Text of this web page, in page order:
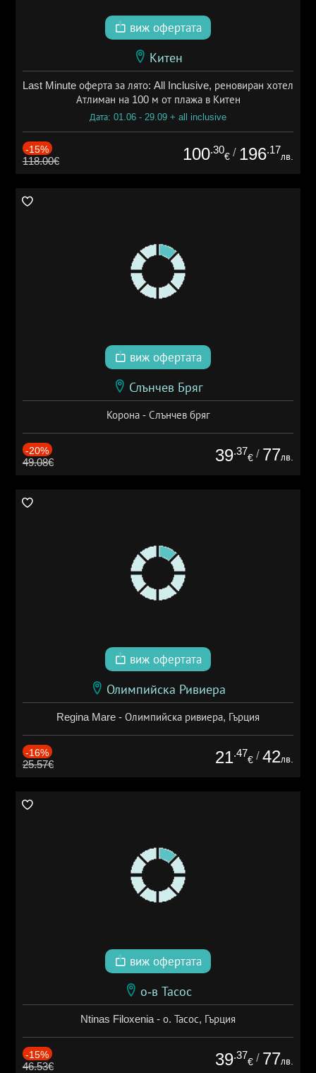
виж офертата
Китен
Last Minute оферта за лято: All Inclusive, реновиран хотел
Атлиман на 100 м от плажа в Китен
Дата: 01.06 - 29.09 + all inclusive
-15%
118.00€ 100.30
€ / 196.17
лв.
виж офертата
Слънчев Бряг
Корона - Слънчев бряг
-20%
49.08€ 39.37
€ / 77лв.
виж офертата
Олимпийска Ривиера
Regina Mare - Олимпийска ривиера, Гърция
-16%
25.57€ 21.47
€ / 42лв.
виж офертата
о-в Тасос
Ntinas Filoxenia - о. Тасос, Гърция
-15%
46.53€ 39.37
€ / 77лв.